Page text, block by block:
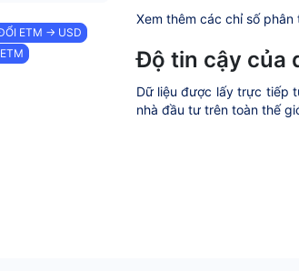
ETM → USD
Xem thêm các chỉ số
Độ tin cậy của
Dữ liệu được lấy trực tiếp
nhà đầu tư trên toàn thế